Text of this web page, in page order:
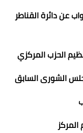
عن دائرة القناطر
الحزب المركزي
الشورى السابق